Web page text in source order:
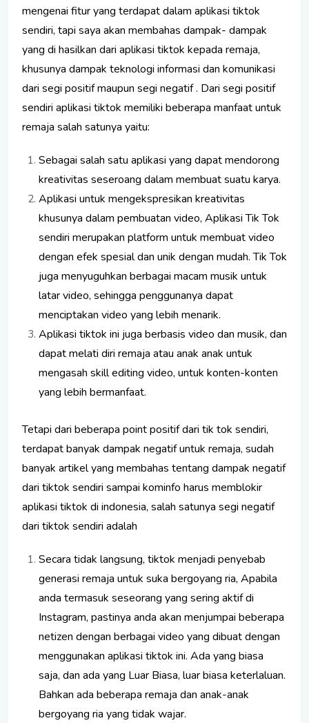
mengenai fitur yang terdapat dalam aplikasi tiktok
sendiri, tapi saya akan membahas dampak- dampak
yang di hasilkan dari aplikasi tiktok kepada remaja,
khusunya dampak teknologi informasi dan komunikasi
dari segi positif maupun segi negatif . Dari segi positif
sendiri aplikasi tiktok memiliki beberapa manfaat untuk
remaja salah satunya yaitu:
Sebagai salah satu aplikasi yang dapat mendorong
kreativitas seseroang dalam membuat suatu karya.
Aplikasi untuk mengekspresikan kreativitas
khusunya dalam pembuatan video, Aplikasi Tik Tok
sendiri merupakan platform untuk membuat video
dengan efek spesial dan unik dengan mudah. Tik Tok
juga menyuguhkan berbagai macam musik untuk
latar video, sehingga penggunanya dapat
menciptakan video yang lebih menarik.
Aplikasi tiktok ini juga berbasis video dan musik, dan
dapat melati diri remaja atau anak anak untuk
mengasah skill editing video, untuk konten-konten
yang lebih bermanfaat.
Tetapi dari beberapa point positif dari tik tok sendiri,
terdapat banyak dampak negatif untuk remaja, sudah
banyak artikel yang membahas tentang dampak negatif
dari tiktok sendiri sampai kominfo harus memblokir
aplikasi tiktok di indonesia, salah satunya segi negatif
dari tiktok sendiri adalah
Secara tidak langsung, tiktok menjadi penyebab
generasi remaja untuk suka bergoyang ria, Apabila
anda termasuk seseorang yang sering aktif di
Instagram, pastinya anda akan menjumpai beberapa
netizen dengan berbagai video yang dibuat dengan
menggunakan aplikasi tiktok ini. Ada yang biasa
saja, dan ada yang Luar Biasa, luar biasa keterlaluan.
Bahkan ada beberapa remaja dan anak-anak
bergoyang ria yang tidak wajar.